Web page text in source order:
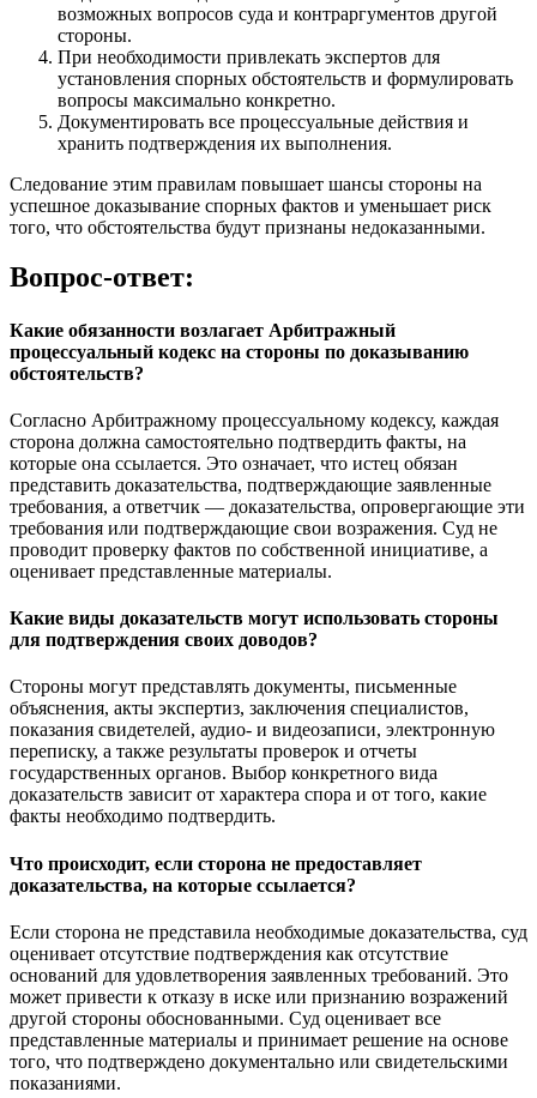
возможных вопросов суда и контраргументов другой
стороны.
При необходимости привлекать экспертов для
установления спорных обстоятельств и формулировать
вопросы максимально конкретно.
Документировать все процессуальные действия и
хранить подтверждения их выполнения.
Следование этим правилам повышает шансы стороны на
успешное доказывание спорных фактов и уменьшает риск
того, что обстоятельства будут признаны недоказанными.
Вопрос-ответ:
Какие обязанности возлагает Арбитражный
процессуальный кодекс на стороны по доказыванию
обстоятельств?
Согласно Арбитражному процессуальному кодексу, каждая
сторона должна самостоятельно подтвердить факты, на
которые она ссылается. Это означает, что истец обязан
представить доказательства, подтверждающие заявленные
требования, а ответчик — доказательства, опровергающие эти
требования или подтверждающие свои возражения. Суд не
проводит проверку фактов по собственной инициативе, а
оценивает представленные материалы.
Какие виды доказательств могут использовать стороны
для подтверждения своих доводов?
Стороны могут представлять документы, письменные
объяснения, акты экспертиз, заключения специалистов,
показания свидетелей, аудио- и видеозаписи, электронную
переписку, а также результаты проверок и отчеты
государственных органов. Выбор конкретного вида
доказательств зависит от характера спора и от того, какие
факты необходимо подтвердить.
Что происходит, если сторона не предоставляет
доказательства, на которые ссылается?
Если сторона не представила необходимые доказательства, суд
оценивает отсутствие подтверждения как отсутствие
оснований для удовлетворения заявленных требований. Это
может привести к отказу в иске или признанию возражений
другой стороны обоснованными. Суд оценивает все
представленные материалы и принимает решение на основе
того, что подтверждено документально или свидетельскими
показаниями.